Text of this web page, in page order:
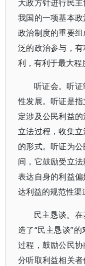
大政方针进行民
我国的一项基本
政治制度的重要
泛的政治参与，
利，有利于最大程
听证会。听
性发展。听证是
定涉及公民利益
立法过程，收集
的形式。听证为
间，它鼓励受立
表达自身的利益
达利益的规范性渠
民主恳谈。
造了“民主恳谈”
过程，鼓励公民
分听取利益相关